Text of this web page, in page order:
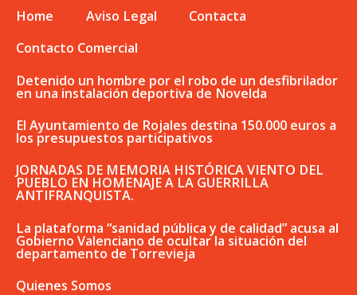
Home Aviso Legal
Contacta
Contacto Comercial
Detenido un hombre por el robo de un desfibrilador
en una instalación deportiva de Novelda
El Ayuntamiento de Rojales destina 150.000 euros a
los presupuestos participativos
JORNADAS DE MEMORIA HISTÓRICA VIENTO DEL
PUEBLO EN HOMENAJE A LA GUERRILLA
ANTIFRANQUISTA.
La plataforma “sanidad pública y de calidad” acusa al
Gobierno Valenciano de ocultar la situación del
departamento de Torrevieja
Quienes Somos